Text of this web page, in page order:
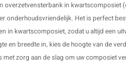
overzetvensterbank in kwartscomposiet
onderhoudsvriendelijk. Het is perfect
in kwartscomposiet, zodat u altijd een
en breedte in, kies de hoogte van de
zorg aan de slag om uwcomposiet